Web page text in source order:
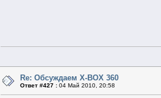
Re: Обсуждаем X-BOX 360
Ответ #427 : 04 Май 2010, 20:58